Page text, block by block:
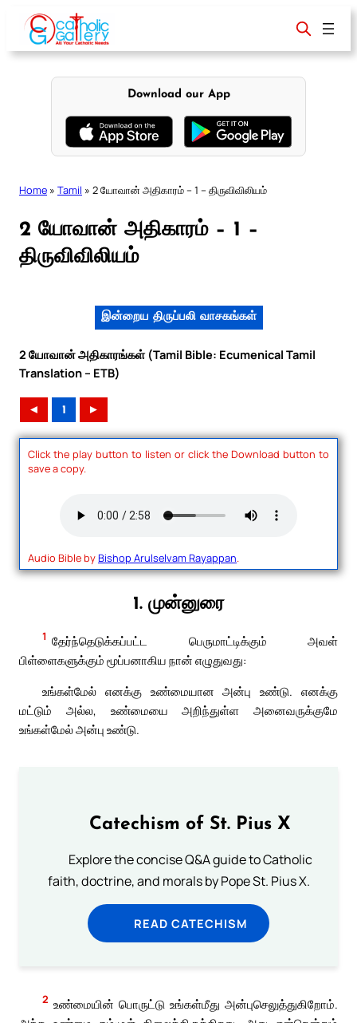
content
Download our App
Home » Tamil » 2 யோவான் அதிகாரம் – 1 – திருவிவிலியம்
2 யோவான் அதிகாரம் – 1 –
திருவிவிலியம்
இன்றைய திருப்பலி வாசகங்கள்
2 யோவான் அதிகாரங்கள் (Tamil Bible: Ecumenical Tamil
Translation – ETB)
◄ 1 ►
Click the play button to listen or click the Download button to
save a copy.
Audio Bible byBishop Arulselvam Rayappan.
1. முன்னுரை
1 தேர்ந்தெடுக்கப்பட்ட பெருமாட்டிக்கும் அவள்
பிள்ளைகளுக்கும் மூப்பனாகிய நான் எழுதுவது:
உங்கள்மேல் எனக்கு உண்மையான அன்பு உண்டு. எனக்கு
மட்டும் அல்ல, உண்மையை அறிந்துள்ள அனைவருக்குமே
உங்கள்மேல் அன்பு உண்டு.
Catechism of St. Pius X
Explore the concise Q&A guide to Catholic
faith, doctrine, and morals by Pope St. Pius X.
READ CATECHISM
2 உண்மையின் பொருட்டு உங்கள்மீது அன்புசெலுத்துகிறோம்.